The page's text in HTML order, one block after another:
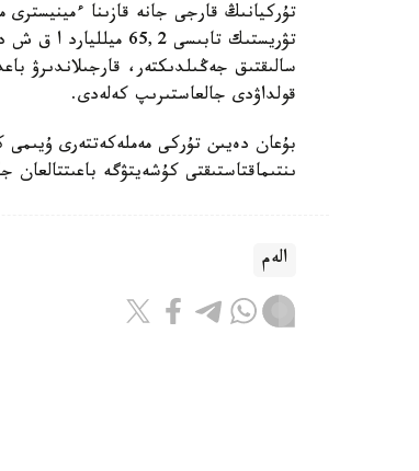
تۇركيانىڭ قارجى جانە قازىنا
تۋريستىك تابىسى
سالىقتىق جەڭىلدىكتەر، قارجىلاندىرۋ
قولداۋدى جالعاستىرىپ كەلەدى.
بۇعان دەيىن تۇركى مەملەكەتتەرى ۇيىمى
ىنتىماقتاستىقتى كۇشەيتۋگە باعىتتالعان
الەم